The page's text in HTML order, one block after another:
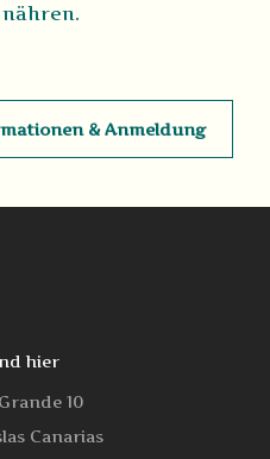
& Anmeldung
hier
10
Canarias